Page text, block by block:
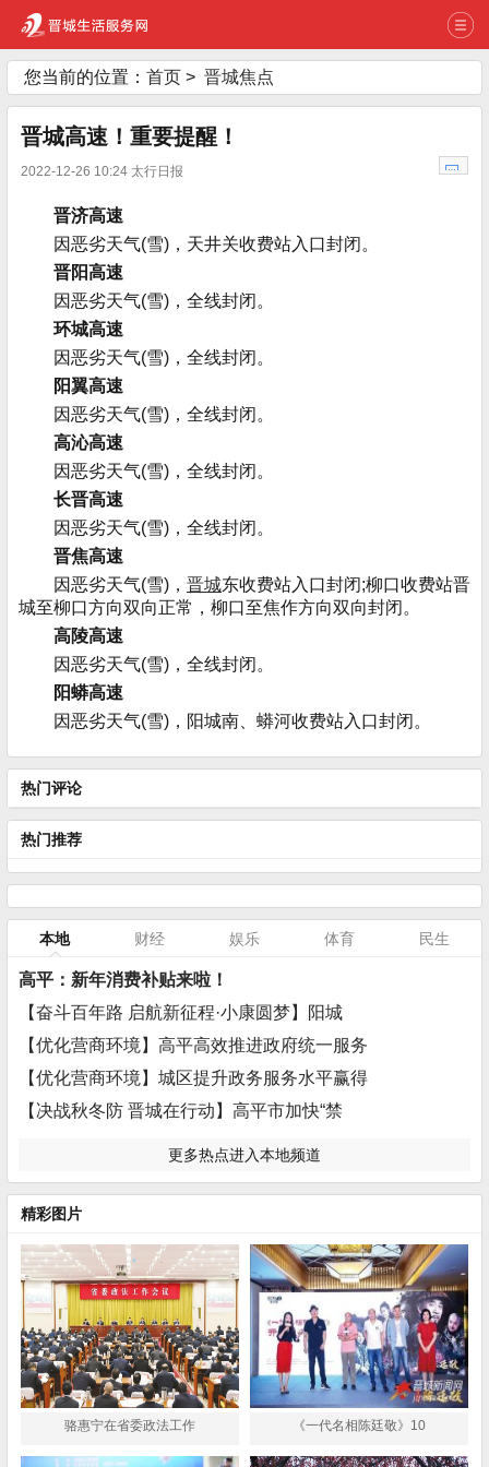
您当前的位置： 首页 > 晋城焦点
晋城高速！重要提醒！
2022-12-26 10:24 太行日报
晋济高速
因恶劣天气(雪)，天井关收费站入口封闭。
晋阳高速
因恶劣天气(雪)，全线封闭。
环城高速
因恶劣天气(雪)，全线封闭。
阳翼高速
因恶劣天气(雪)，全线封闭。
高沁高速
因恶劣天气(雪)，全线封闭。
长晋高速
因恶劣天气(雪)，全线封闭。
晋焦高速
因恶劣天气(雪)， 晋城东收费站入口封闭;柳口收费站晋
城至柳口方向双向正常，柳口至焦作方向双向封闭。
高陵高速
因恶劣天气(雪)，全线封闭。
阳蟒高速
因恶劣天气(雪)，阳城南、蟒河收费站入口封闭。
热门评论
热门推荐
本地 财经 娱乐 体育 民生
高平：新年消费补贴来啦！
【奋斗百年路 启航新征程·小康圆梦】阳城
【优化营商环境】高平高效推进政府统一服务
【优化营商环境】城区提升政务服务水平赢得
【决战秋冬防 晋城在行动】高平市加快“禁
更多热点进入本地频道
精彩图片
骆惠宁在省委政法工作 《一代名相陈廷敬》10